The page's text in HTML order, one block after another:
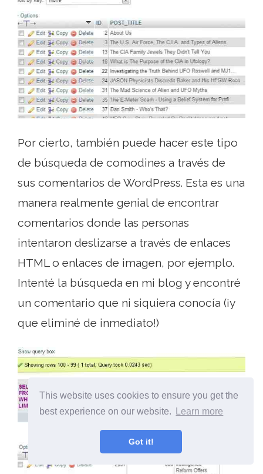
This website uses cookies to ensure you get the
best experience on our website.
Learn more
Got it!
Por cierto, también puede hacer este tipo
de búsqueda de comodines a través de
sus comentarios de WordPress. Esta es una
manera realmente genial de encontrar
comentarios donde las personas
intentaron deslizarse a través de enlaces
HTML o enlaces de imagen, por ejemplo.
Intenté la búsqueda en mi blog y encontré
un comentario que ni siquiera conocía (¡y
que eliminé de inmediato!)